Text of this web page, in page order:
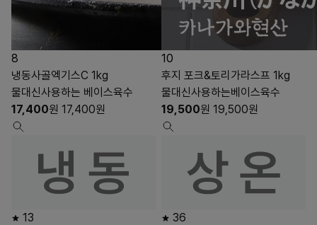
8
냉동사골엑기스C 1kg
물대신사용하는 베이스육수
17,400원 17,400원
13
10
후지 포크&토리가라스프 1kg
물대신사용하는베이스육수
19,500원 19,500원
36